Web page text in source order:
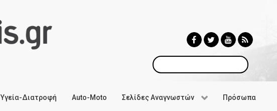
Αναζήτηση
Υγεία-Διατροφή Auto-Moto Σελίδες Αναγνωστών Πρόσωπα